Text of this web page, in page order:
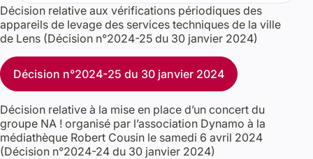
Décision relative aux vérifications périodiques des
appareils de levage des services techniques de la ville
de Lens (Décision n°2024-25 du 30 janvier 2024)
Décision n°2024-25 du 30 janvier 2024
Décision relative à la mise en place d’un concert du
groupe NA ! organisé par l’association Dynamo à la
médiathèque Robert Cousin le samedi 6 avril 2024
(Décision n°2024-24 du 30 janvier 2024)